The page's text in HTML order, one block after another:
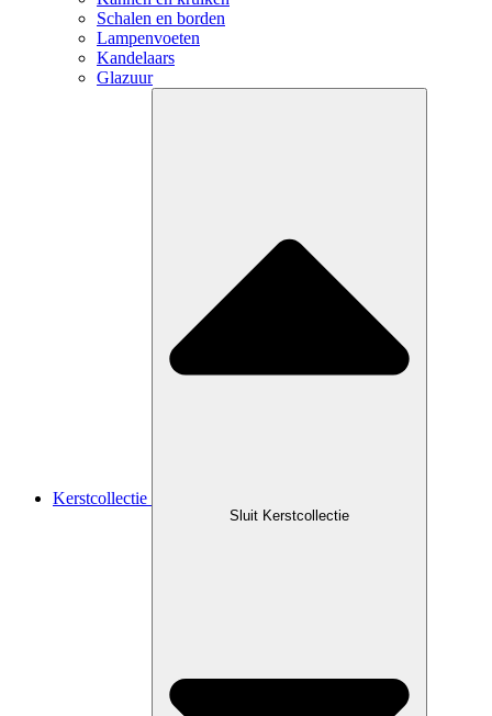
Schalen en borden
Lampenvoeten
Kandelaars
Glazuur
Kerstcollectie
Sluit Kerstcollectie